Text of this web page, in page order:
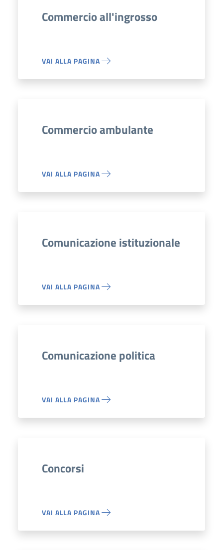
Commercio all'ingrosso
VAI ALLA PAGINA
Commercio ambulante
VAI ALLA PAGINA
Comunicazione istituzionale
VAI ALLA PAGINA
Comunicazione politica
VAI ALLA PAGINA
Concorsi
VAI ALLA PAGINA